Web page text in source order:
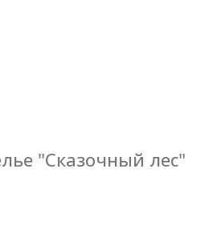
"Сказочный лес"